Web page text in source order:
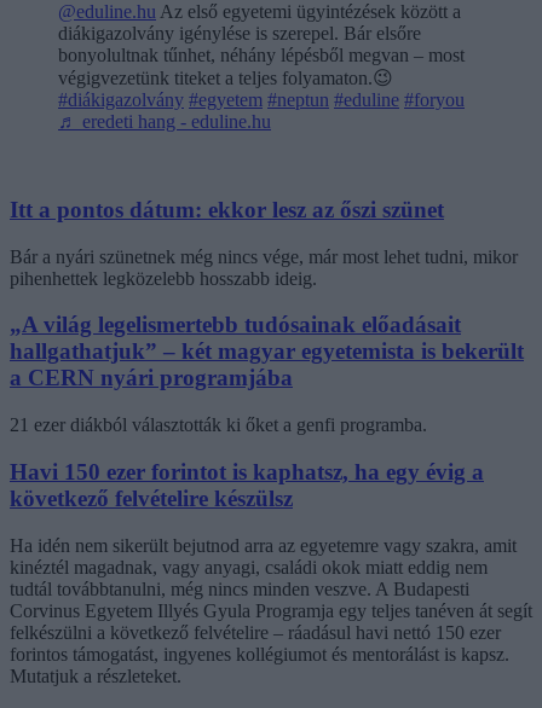
@eduline.hu Az első egyetemi ügyintézések között a
diákigazolvány igénylése is szerepel. Bár elsőre
bonyolultnak tűnhet, néhány lépésből megvan – most
végigvezetünk titeket a teljes folyamaton.😉
#diákigazolvány #egyetem #neptun #eduline #foryou
♬ eredeti hang - eduline.hu
Itt a pontos dátum: ekkor lesz az őszi szünet
Bár a nyári szünetnek még nincs vége, már most lehet tudni, mikor
pihenhettek legközelebb hosszabb ideig.
„A világ legelismertebb tudósainak előadásait
hallgathatjuk” – két magyar egyetemista is bekerült
a CERN nyári programjába
21 ezer diákból választották ki őket a genfi programba.
Havi 150 ezer forintot is kaphatsz, ha egy évig a
következő felvételire készülsz
Ha idén nem sikerült bejutnod arra az egyetemre vagy szakra, amit
kinéztél magadnak, vagy anyagi, családi okok miatt eddig nem
tudtál továbbtanulni, még nincs minden veszve. A Budapesti
Corvinus Egyetem Illyés Gyula Programja egy teljes tanéven át segít
felkészülni a következő felvételire – ráadásul havi nettó 150 ezer
forintos támogatást, ingyenes kollégiumot és mentorálást is kapsz.
Mutatjuk a részleteket.